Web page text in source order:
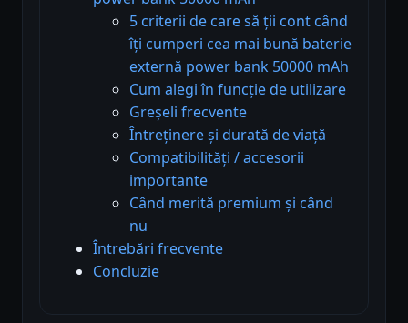
5 criterii de care să ții cont când
îți cumperi cea mai bună baterie
externă power bank 50000 mAh
Cum alegi în funcție de utilizare
Greșeli frecvente
Întreținere și durată de viață
Compatibilități / accesorii
importante
Când merită premium și când
nu
Întrebări frecvente
Concluzie